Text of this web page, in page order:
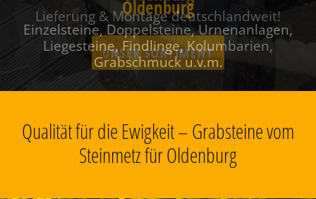
Oldenburg
Einzelsteine, Doppelsteine, Urnenanlagen,
Liegesteine, Findlinge, Kolumbarien,
Grabschmuck u.v.m.
Qualität für die Ewigkeit – Grabsteine vom
Steinmetz für Oldenburg